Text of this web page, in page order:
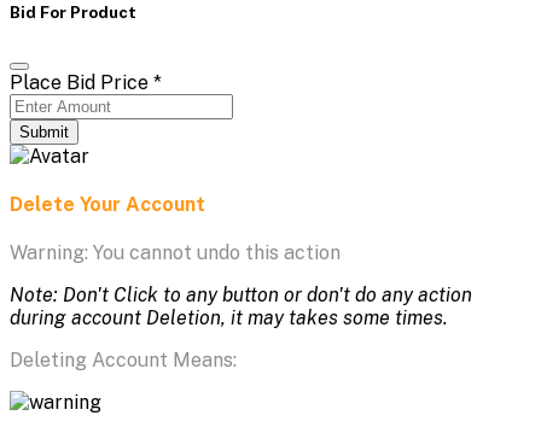
Bid For Product
Place Bid Price *
Submit
Delete Your Account
Warning: You cannot undo this action
Note: Don't Click to any button or don't do any action
during account Deletion, it may takes some times.
Deleting Account Means: